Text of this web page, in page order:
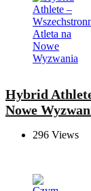
Hybrid
Nowe
296 Views